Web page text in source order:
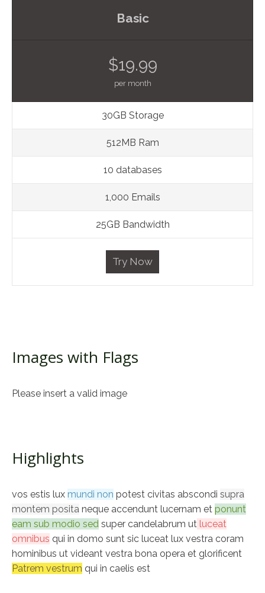
Basic
$19.99
per month
30GB Storage
512MB Ram
10 databases
1,000 Emails
25GB Bandwidth
Try Now
Images with Flags
Please insert a valid image
Highlights
vos estis lux mundi non potest civitas abscondi supra
montem posita neque accendunt lucernam et ponunt
eam sub modio sed super candelabrum ut luceat
omnibus qui in domo sunt sic luceat lux vestra coram
hominibus ut videant vestra bona opera et glorificent
Patrem vestrum qui in caelis est